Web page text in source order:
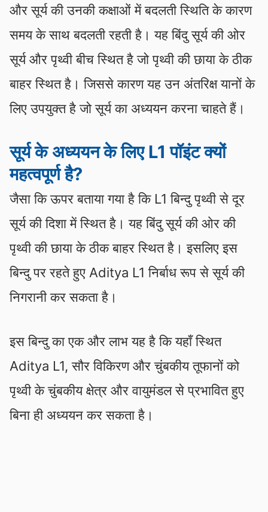
और सूर्य की उनकी कक्षाओं में बदलती स्थिति के कारण
समय के साथ बदलती रहती है। यह बिंदु सूर्य की ओर
सूर्य और पृथ्वी बीच स्थित है जो पृथ्वी की छाया के ठीक
बाहर स्थित है। जिससे कारण यह उन अंतरिक्ष यानों के
लिए उपयुक्त है जो सूर्य का अध्ययन करना चाहते हैं।
सूर्य के अध्ययन के लिए L1 पॉइंट क्यों
महत्वपूर्ण है?
जैसा कि ऊपर बताया गया है कि L1 बिन्दु पृथ्वी से दूर
सूर्य की दिशा में स्थित है। यह बिंदु सूर्य की ओर की
पृथ्वी की छाया के ठीक बाहर स्थित है। इसलिए इस
बिन्दु पर रहते हुए Aditya L1 निर्बाध रूप से सूर्य की
निगरानी कर सकता है।
इस बिन्दु का एक और लाभ यह है कि यहाँ स्थित
Aditya L1, सौर विकिरण और चुंबकीय तूफानों को
पृथ्वी के चुंबकीय क्षेत्र और वायुमंडल से प्रभावित हुए
बिना ही अध्ययन कर सकता है।